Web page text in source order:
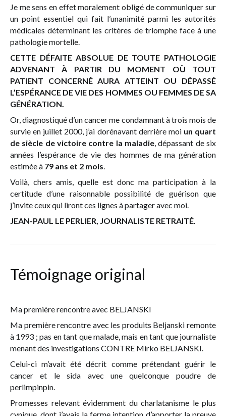
Je me sens en effet moralement obligé de communiquer sur
un point essentiel qui fait l’unanimité parmi les autorités
médicales déterminant les critères de triomphe face à une
pathologie mortelle.
CETTE DÉFAITE ABSOLUE DE TOUTE PATHOLOGIE
ADVENANT À PARTIR DU MOMENT OÙ TOUT
PATIENT CONCERNÉ AURA ATTEINT OU DÉPASSÉ
L’ESPÉRANCE DE VIE DES HOMMES OU FEMMES DE SA
GÉNÉRATION.
Or, diagnostiqué d’un cancer me condamnant à trois mois de
survie en juillet 2000, j’ai dorénavant derrière moi un quart
de siècle de victoire contre la maladie , dépassant de six
années l’espérance de vie des hommes de ma génération
estimée à 79 ans et 2 mois
Voilà, chers amis, quelle est donc ma participation à la
certitude d’une raisonnable possibilité de guérison que
j’invite ceux qui liront ces lignes à partager avec moi.
JEAN-PAUL LE PERLIER, JOURNALISTE RETRAITÉ.
Témoignage original
Ma première rencontre avec BELJANSKI
Ma première rencontre avec les produits Beljanski remonte
à 1993 ; pas en tant que malade, mais en tant que journaliste
menant des investigations CONTRE Mirko BELJANSKI.
Celui-ci m’avait été décrit comme prétendant guérir le
cancer et le sida avec une quelconque poudre de
perlimpinpin.
Promesses relevant évidemment du charlatanisme le plus
cynique, dont j’avais la ferme intention d’apporter la preuve